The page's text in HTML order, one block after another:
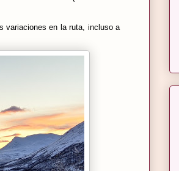
variaciones en la ruta, incluso a